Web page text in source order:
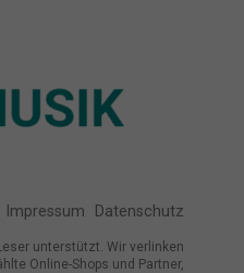
Impressum Datenschutz
unterstützt. Wir verlinken
Online-Shops und Partner,